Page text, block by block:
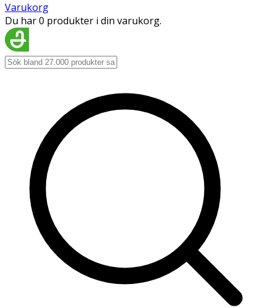
Varukorg
Du har 0 produkter i din varukorg.